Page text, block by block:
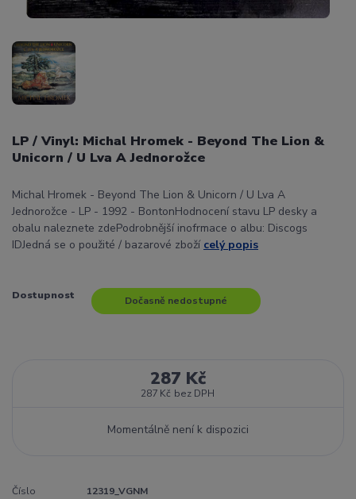
LP / Vinyl: Michal Hromek - Beyond The Lion &
Unicorn / U Lva A Jednorožce
Michal Hromek - Beyond The Lion & Unicorn / U Lva A
Jednorožce - LP - 1992 - BontonHodnocení stavu LP desky a
obalu naleznete zdePodrobnější inofrmace o albu: Discogs
IDJedná se o použité / bazarové zboží celý popis
Dostupnost Dočasně nedostupné
287 Kč
287 Kč bez DPH
Momentálně není k dispozici
Číslo
12319_VGNM